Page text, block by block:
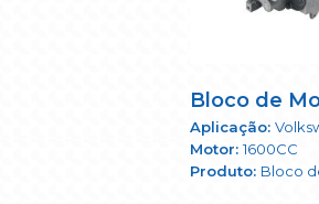
Bloco de
1600CC
Bloco